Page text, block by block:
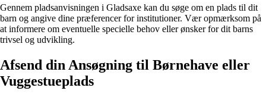
Gennem pladsanvisningen i Gladsaxe kan du søge om en plads til dit
barn og angive dine præferencer for institutioner. Vær opmærksom på
at informere om eventuelle specielle behov eller ønsker for dit barns
trivsel og udvikling.
Afsend din Ansøgning til Børnehave eller
Vuggestueplads